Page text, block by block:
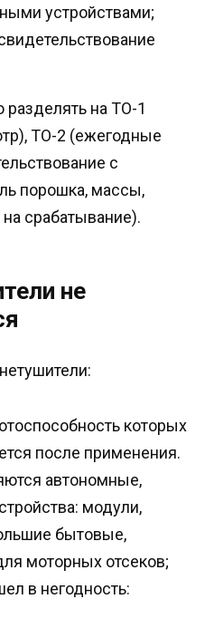
устройствами;
на ТО-1
ТО-2 (ежегодные
с
порошка, массы,
срабатывание).
не
которых
после применения.
автономные,
модули,
бытовые,
моторных отсеков;
в негодность: